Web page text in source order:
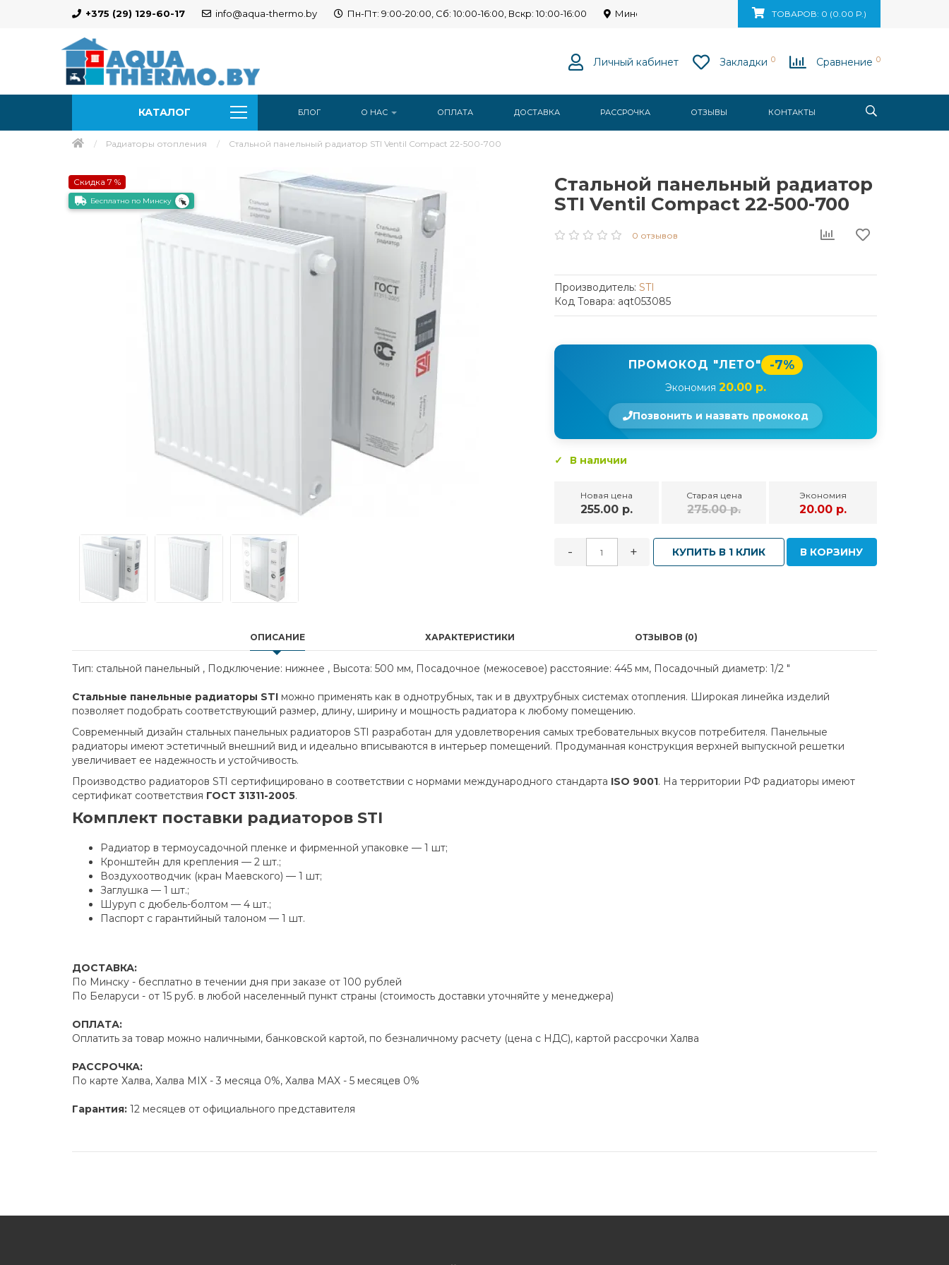
+375 (29) 129-60-17 info@aqua-thermo.by Пн-Пт: 9:00-20:00, Сб: 10:00-16:00, Вскр: 10:00-16:00 Минск, ул. Ваупшасова, д. 10, пом. 131ТОВАРОВ: 0 (0.00 Р.)
Личный кабинет Закладки 0 Сравнение 0
КАТАЛОГ БЛОГ О НАС ОПЛАТА ДОСТАВКА РАССРОЧКА ОТЗЫВЫ КОНТАКТЫ
Радиаторы отопления Стальной панельный радиатор STI Ventil Compact 22-500-700
Скидка 7 %
Бесплатно по Минску
Стальной панельный радиатор
STI Ventil Compact 22-500-700
0 отзывов
Производитель: STI
Код Товара: aqt053085
ПРОМОКОД "ЛЕТО" -7%
Экономия 20.00 р.
Позвонить и назвать промокод
В наличии
Новая цена
255.00 р.
Старая цена
275.00 р.
Экономия
20.00 р.
- + КУПИТЬ В 1 КЛИК В КОРЗИНУ
ОПИСАНИЕ ХАРАКТЕРИСТИКИ ОТЗЫВОВ (0)
Тип: стальной панельный , Подключение: нижнее , Высота: 500 мм, Посадочное (межосевое) расстояние: 445 мм, Посадочный диаметр: 1/2 "
Стальные панельные радиаторы STI можно применять как в однотрубных, так и в двухтрубных системах отопления. Широкая линейка изделий
позволяет подобрать соответствующий размер, длину, ширину и мощность радиатора к любому помещению.
Современный дизайн стальных панельных радиаторов STI разработан для удовлетворения самых требовательных вкусов потребителя. Панельные
радиаторы имеют эстетичный внешний вид и идеально вписываются в интерьер помещений. Продуманная конструкция верхней выпускной решетки
увеличивает ее надежность и устойчивость.
Производство радиаторов STI сертифицировано в соответствии с нормами международного стандарта ISO 9001. На территории РФ радиаторы имеют
сертификат соответствия ГОСТ 31311-2005.
Комплект поставки радиаторов STI
Радиатор в термоусадочной пленке и фирменной упаковке — 1 шт;
Кронштейн для крепления — 2 шт.;
Воздухоотводчик (кран Маевского) — 1 шт;
Заглушка — 1 шт.;
Шуруп с дюбель-болтом — 4 шт.;
Паспорт с гарантийный талоном — 1 шт.
ДОСТАВКА:
По Минску - бесплатно в течении дня при заказе от 100 рублей
По Беларуси - от 15 руб. в любой населенный пункт страны (стоимость доставки уточняйте у менеджера)
ОПЛАТА:
Оплатить за товар можно наличными, банковской картой, по безналичному расчету (цена с НДС), картой рассрочки Халва
РАССРОЧКА:
По карте Халва, Халва MIX - 3 месяца 0%, Халва MAX - 5 месяцев 0%
Гарантия: 12 месяцев от официального представителя